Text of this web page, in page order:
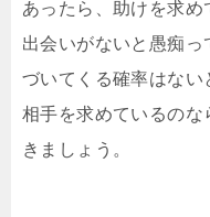
あったら、助けを求め
出会いがないと愚痴
づいてくる確率はない
相手を求めているの
きましょう。